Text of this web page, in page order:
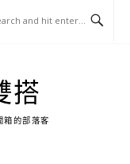
搭
箱的部落客